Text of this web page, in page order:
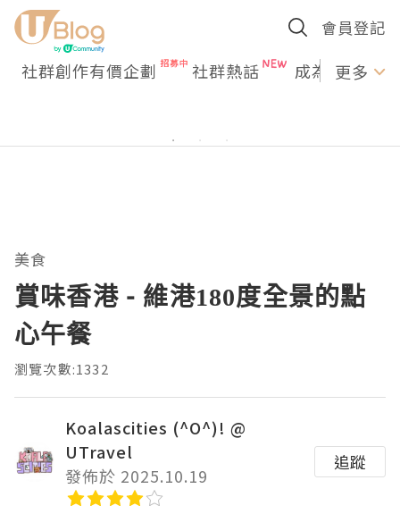
會員登記
社群創作有價企劃 社群熱話 成為U更多
美食
賞味香港 - 維港180度全景的點
心午餐
瀏覽次數:1332
Koalascities (^O^)! @
UTravel
發佈於 2025.10.19
追蹤